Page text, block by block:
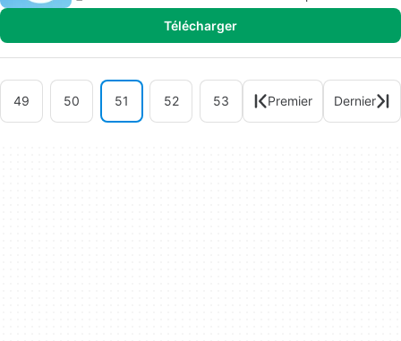
Télécharger
49 50 51 52 53 Premier Dernier